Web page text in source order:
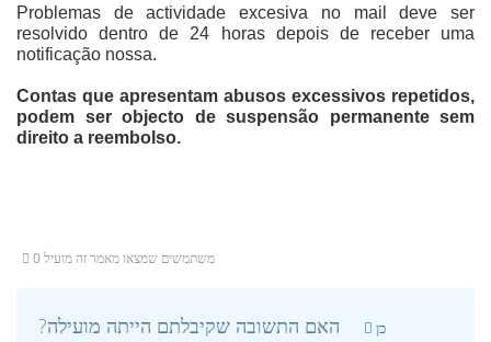
Problemas de actividade excesiva no mail deve ser
resolvido dentro de 24 horas depois de receber uma
notificação nossa.
Contas que apresentam abusos excessivos repetidos,
podem ser objecto de suspensão permanente sem
direito a reembolso.
0 משתמשים שמצאו מאמר זה מועיל
כן